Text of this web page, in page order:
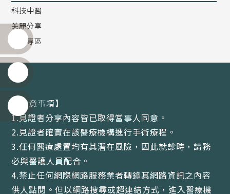
科技中醫
美麗分享
影音專區
【注意事項】
1.見證者分享內容皆已取得當事人同意。
2.見證者確實在該醫療機構進行手術療程。
3.任何醫療處置均有其潛在風險，因此就診時，請務
必與醫護人員配合。
4.禁止任何網際網路服務業者轉錄其網路資訊之內容
供人點閱。但以網路搜尋或超連結方式，進入醫療機